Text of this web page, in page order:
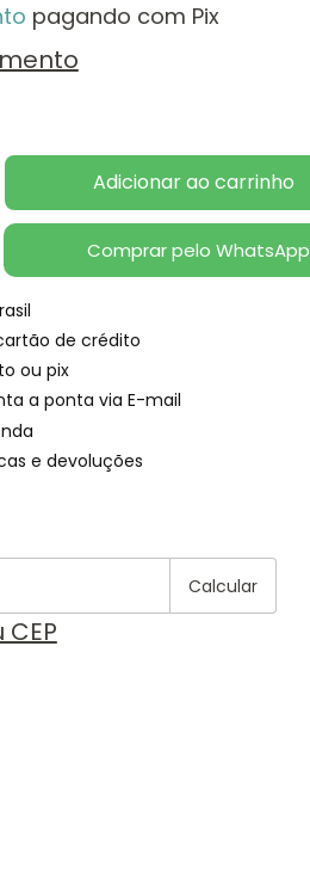
pagando com Pix
Comprar pelo WhatsApp
de crédito
ou pix
a ponta via E-mail
e devoluções
Calcular